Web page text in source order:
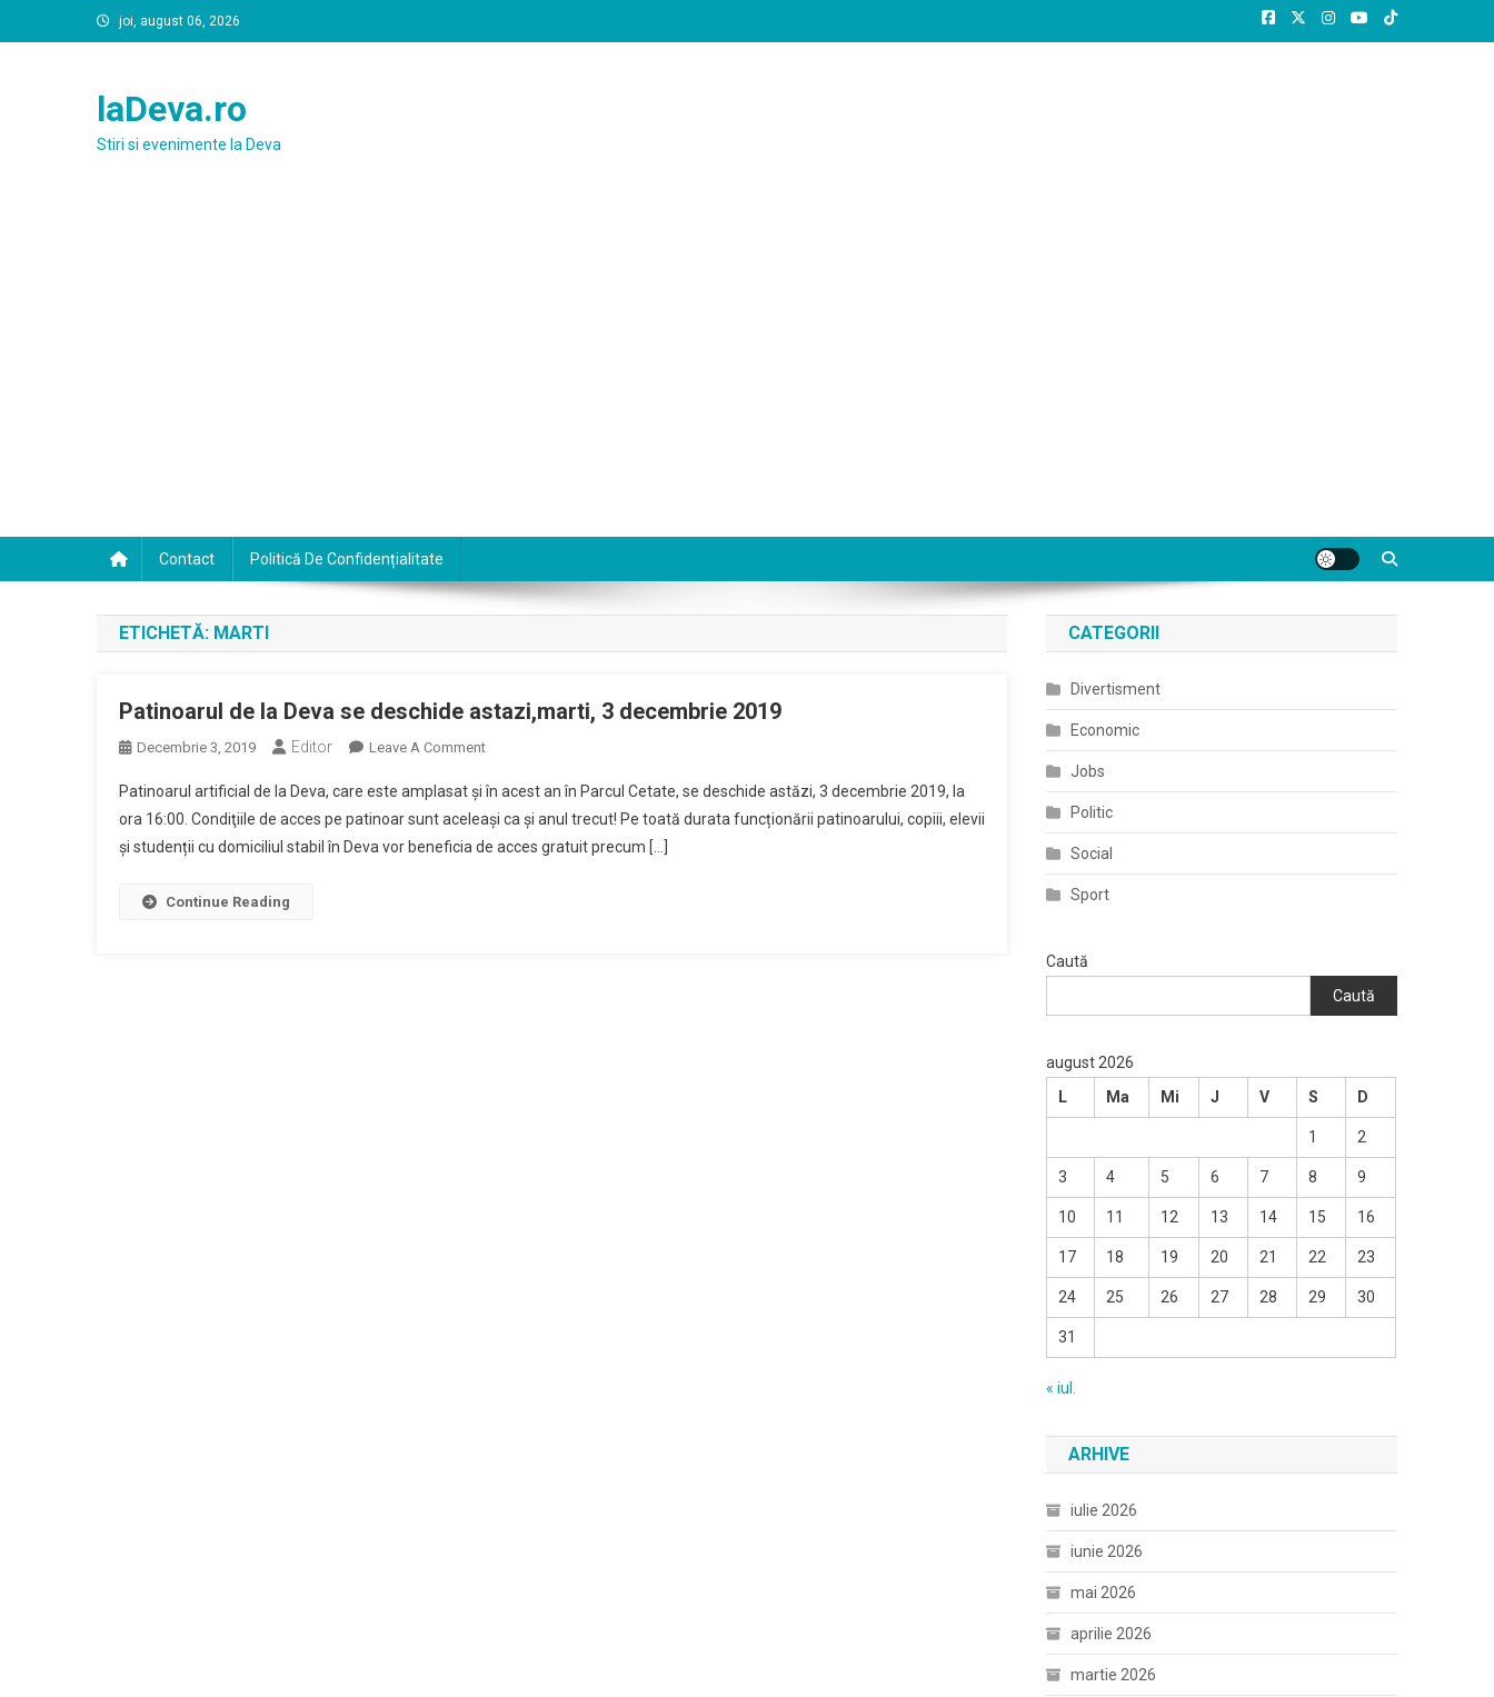
to
joi, august 06, 2026
laDeva.ro
Stiri si evenimente la Deva
Contact Politică De Confidențialitate
ETICHETĂ: MARTI
Patinoarul de la Deva se deschide astazi,marti, 3 decembrie 2019
Decembrie 3, 2019 Editor Leave A CommentOn
De
La
Deva
Patinoarul artificial de la Deva, care este amplasat şi în acest an în Parcul Cetate, se deschide astăzi, 3 decembrie 2019, la
ora 16:00. Condiţiile de acces pe patinoar sunt aceleaşi ca şi anul trecut! Pe toată durata funcționării patinoarului, copiii, elevii
și studenții cu domiciliul stabil în Deva vor beneficia de acces gratuit precum […]
Continue Reading
CATEGORII
Divertisment
Economic
Jobs
Politic
Social
Sport
Caută
Caută
august 2026
L
Ma Mi J V S D
1 2
3 4 5 6 7 8 9
10 11 12 13 14 15 16
17 18 19 20 21 22 23
24 25 26 27 28 29 30
31
« iul.
ARHIVE
iulie 2026
iunie 2026
mai 2026
aprilie 2026
martie 2026